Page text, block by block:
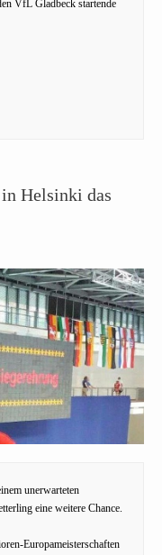
VfL Gladbeck startende
Helsinki das
unerwarteten
eine weitere Chance.
Europameisterschaften